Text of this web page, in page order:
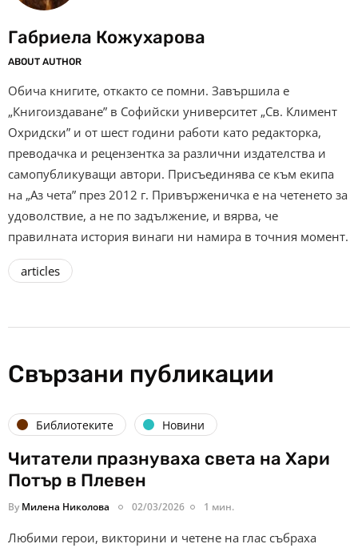
Габриела Кожухарова
ABOUT AUTHOR
Обича книгите, откакто се помни. Завършила е
„Книгоиздаване” в Софийски университет „Св. Климент
Охридски” и от шест години работи като редакторка,
преводачка и рецензентка за различни издателства и
самопубликуващи автори. Присъединява се към екипа
на „Аз чета” през 2012 г. Привърженичка е на четенето за
удоволствие, а не по задължение, и вярва, че
правилната история винаги ни намира в точния момент.
articles
Свързани публикации
Библиотеките Новини
Читатели празнуваха света на Хари
Потър в Плевен
By Милена Николова 02/03/2026 1 мин.
Любими герои, викторини и четене на глас събраха